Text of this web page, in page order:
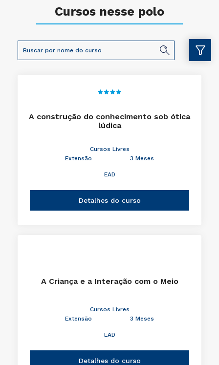
Cursos nesse polo
A construção do conhecimento sob ótica
lúdica
Cursos Livres
Extensão
3 Meses
EAD
Detalhes do curso
A Criança e a Interação com o Meio
Cursos Livres
Extensão
3 Meses
EAD
Detalhes do curso